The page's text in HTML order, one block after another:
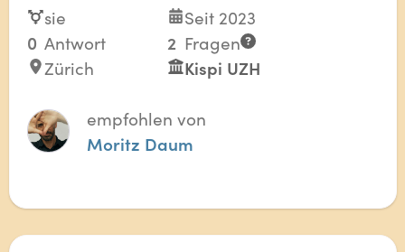
sie
Seit 2023
0 Antwort 2 Fragen
Zürich
Kispi UZH
empfohlen von
Moritz Daum